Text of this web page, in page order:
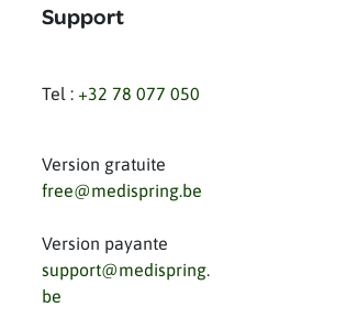
Support
Tel : +32 78 077 050
Version gratuite
free@medispring.be
Version payante
support@medispring.
be